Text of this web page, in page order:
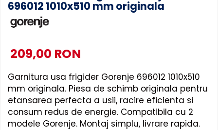
Accesorii Piese Masini Spalat
Rufe si Uscatoare
Filtre Purificatoare Aer
696012 1010x510 mm originala
209,00 RON
Garnitura usa frigider Gorenje 696012 1010x510
mm originala. Piesa de schimb originala pentru
etansarea perfecta a usii, racire eficienta si
consum redus de energie. Compatibila cu 2
modele Gorenje. Montaj simplu, livrare rapida.